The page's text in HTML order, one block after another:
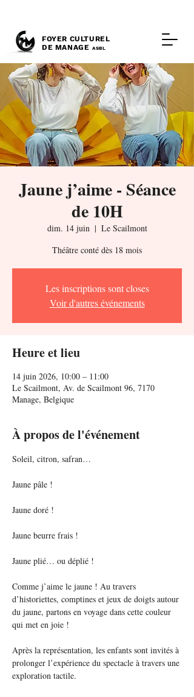
FOYER CULTUREL
DE MANAGE ASBL
Jaune j’aime - Séance
de 10H
dim. 14 juin
  |
Le Scailmont
Théâtre conté dès 18 mois
Les inscriptions sont closes
Voir d'autres événements
Heure et lieu
14 juin 2026, 10:00 – 11:00
Le Scailmont, Av. de Scailmont 96, 7170
Manage, Belgique
À propos de l'événement
Soleil, citron, safran…
Jaune pâle !
Jaune doré !
Jaune beurre frais !
Jaune plié… ou déplié !
Comme j’aime le jaune ! Au travers
d’historiettes, comptines et jeux de doigts autour
du jaune, partons en voyage dans cette couleur
qui met en joie !
Après la représentation, les enfants sont invités à
prolonger l’expérience du spectacle à travers une
exploration tactile.